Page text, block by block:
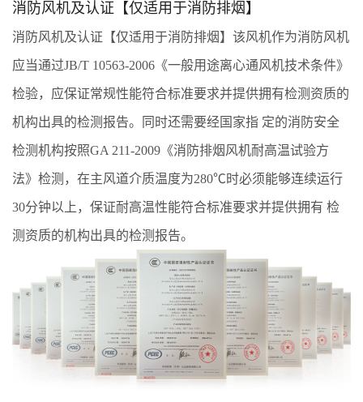
消防风机及认证【仅适用于消防排烟】
消防风机及认证【仅适用于消防排烟】该风机作为消防风机
应当通过JB/T 10563-2006《一般用途离心通风机技术条件》
检验，应保证常规性能符合标准要求并提供拥有检测资质的
机构出具的检测报告。同时还需要经国家指 定的消防安全
检测机构按照GA 211-2009《消防排烟风机耐高温试验方
法》检测，在主风道介质温度为280℃时必须能够连续运行
30分钟以上，保证耐高温性能符合标准要求并提供拥有 检
测资质的机构出具的检测报告。